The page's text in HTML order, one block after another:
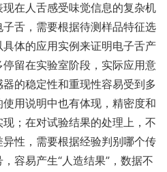
在人舌感受味觉信息的复杂机
舌，需要根据待测样品特征选
体的应用实例来证明电子舌产
留在实验室阶段，实际应用意
的稳定性和重现性容易受到多
用说明中也有体现，精密度和
；在对试验结果的处理上，不
性，需要根据经验判别哪个传
容易产生“人造结果”，数据不